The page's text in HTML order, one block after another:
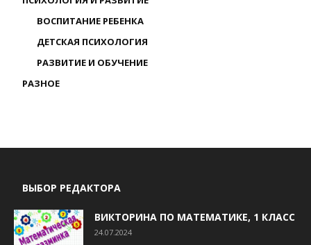
ВОСПИТАНИЕ РЕБЕНКА
ДЕТСКАЯ ПСИХОЛОГИЯ
РАЗВИТИЕ И ОБУЧЕНИЕ
РАЗНОЕ
ВЫБОР РЕДАКТОРА
ВИКТОРИНА ПО МАТЕМАТИКЕ, 1 КЛАСС
24.07.2024